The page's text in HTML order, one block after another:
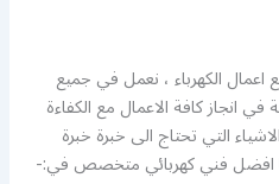
الكهرباء ، نعمل في جميع
في انجاز كافة الاعمال مع الكفاءة
التي تحتاج الى خبرة خبرة
افضل فني كهربائي متخصص في:-